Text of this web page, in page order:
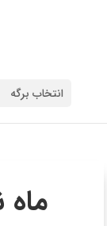
انتخاب برگه